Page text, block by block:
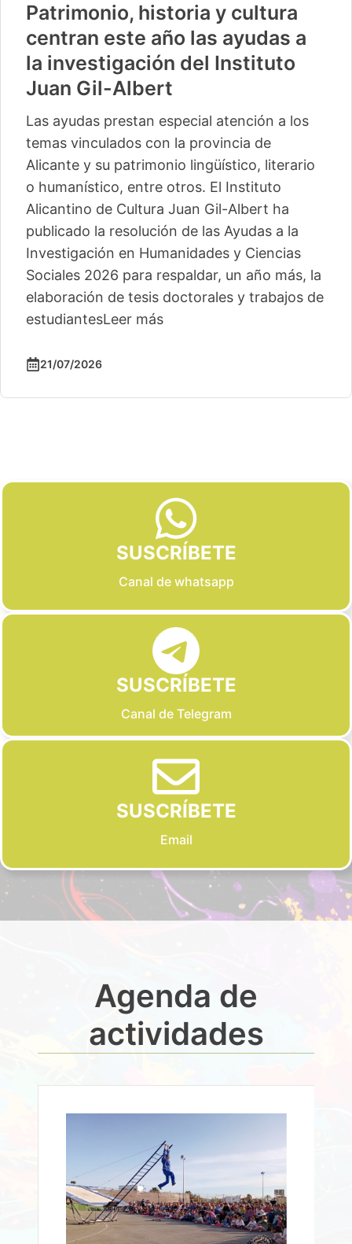
Patrimonio, historia y cultura
centran este año las ayudas a
la investigación del Instituto
Juan Gil-Albert
Las ayudas prestan especial atención a los
temas vinculados con la provincia de
Alicante y su patrimonio lingüístico, literario
o humanístico, entre otros. El Instituto
Alicantino de Cultura Juan Gil-Albert ha
publicado la resolución de las Ayudas a la
Investigación en Humanidades y Ciencias
Sociales 2026 para respaldar, un año más, la
elaboración de tesis doctorales y trabajos de
estudiantesLeer más
21/07/2026
SUSCRÍBETE
Canal de whatsapp
SUSCRÍBETE
Canal de Telegram
SUSCRÍBETE
Email
Agenda de
actividades